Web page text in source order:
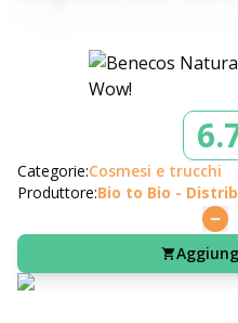
Categorie:Cosmesi e trucchi
Produttore:Bio to Bio -